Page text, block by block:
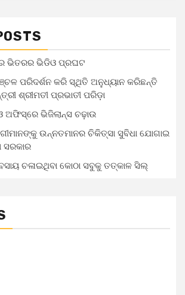
ଭିତରର ଭିଡିଓ ପ୍ରଘଟ
ପରିଦର୍ଶନ କରି ସ୍ଥିତି ଅନୁଧ୍ୟାନ କରିଛନ୍ତି
ଶ୍ରୀମତୀ ପ୍ରଭାତୀ ପରିଡ଼ା
ଅଫିସ୍‌ରେ ଭିଜିଲାନ୍ସ ଚଢ଼ାଉ
ଉନ୍ନତମାନର ଚିକିତ୍ସା ସୁବିଧା ଯୋଗାଇ
ସରକାର
ଚଳାଇଥିବା କୋଠା ସବୁକୁ ତତ୍କାଳ ସିଲ୍‌